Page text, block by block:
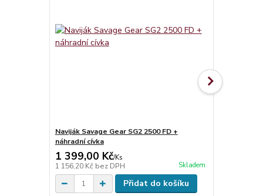
Naviják Savage Gear SG2 2500 FD +
náhradní cívka
1 399,00 Kč/Ks
1 156,20 Kč bez DPH Skladem
Přidat do košíku